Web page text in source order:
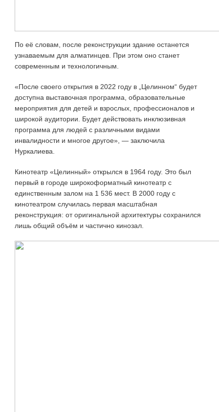
По её словам, после реконструкции здание останется
узнаваемым для алматинцев. При этом оно станет
современным и технологичным.
«После своего открытия в 2022 году в „Целинном“ будет
доступна выставочная программа, образовательные
мероприятия для детей и взрослых, профессионалов и
широкой аудитории. Будет действовать инклюзивная
программа для людей с различными видами
инвалидности и многое другое», — заключила
Нуркалиева.
Кинотеатр «Целинный» открылся в 1964 году. Это был
первый в городе широкоформатный кинотеатр с
единственным залом на 1 536 мест. В 2000 году с
кинотеатром случилась первая масштабная
реконструкция: от оригинальной архитектуры сохранился
лишь общий объём и частично кинозал.